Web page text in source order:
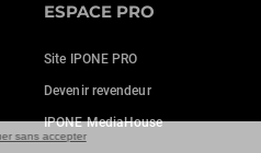
Continuer sans accepter
ESPACE PRO
Site IPONE PRO
Devenir revendeur
IPONE MediaHouse